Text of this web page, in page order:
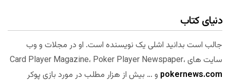
دنیای کتاب
جالب است بدانید اشلی یک نویسنده است. او در مجلات و وب
سایت های Card Player Magazine، Poker Player Newspaper،
pokernews.com و … بیش از هزار مطلب در مورد بازی پوکر